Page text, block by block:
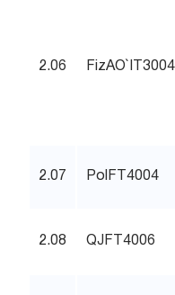
2.06 FizAO`IT3004
2.07 PolFT4004
2.08 QJFT4006